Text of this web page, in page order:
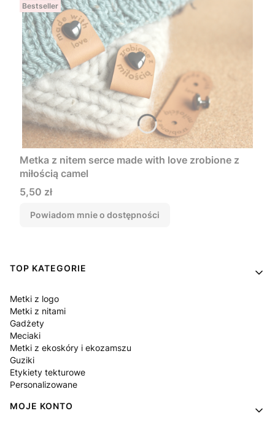
Bestseller
Metka z nitem serce made with love zrobione z
miłością camel
Cena
5,50 zł
Powiadom mnie o dostępności
Linki w stopce
TOP KATEGORIE
Metki z logo
Metki z nitami
Gadżety
Meciaki
Metki z ekoskóry i ekozamszu
Guziki
Etykiety tekturowe
Personalizowane
MOJE KONTO